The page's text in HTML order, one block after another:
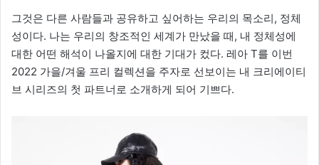
그것은 다른 사람들과 공유하고 싶어하는 우리의 목소리, 정체
성이다. 나는 우리의 창조적인 세계가 만났을 때, 내 정체성에
대한 어떤 해석이 나올지에 대한 기대가 컸다. 레아 T를 이번
2022 가을/겨울 프리 컬렉션을 주자로 선보이는 내 크리에이티
브 시리즈의 첫 파트너로 소개하게 되어 기쁘다.